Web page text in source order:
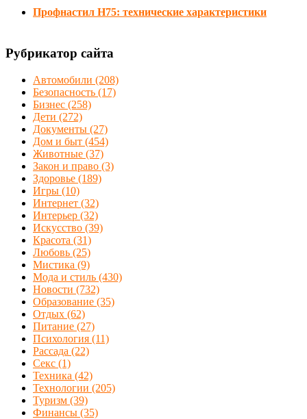
Профнастил Н75: технические характеристики
Рубрикатор сайта
Автомобили (208)
Безопасность (17)
Бизнес (258)
Дети (272)
Документы (27)
Дом и быт (454)
Животные (37)
Закон и право (3)
Здоровье (189)
Игры (10)
Интернет (32)
Интерьер (32)
Искусство (39)
Красота (31)
Любовь (25)
Мистика (9)
Мода и стиль (430)
Новости (732)
Образование (35)
Отдых (62)
Питание (27)
Психология (11)
Рассада (22)
Секс (1)
Техника (42)
Технологии (205)
Туризм (39)
Финансы (35)